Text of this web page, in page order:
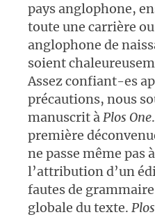
pays anglophone,
toute une carrière
anglophone de
soient
Assez confiant-es
précautions, nous
manuscrit àPlos One
première
ne passe même pas
l’attribution d’un
fautes de
globale du texte.